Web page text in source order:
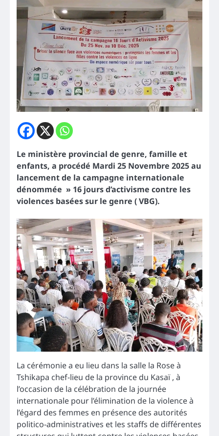
Le ministère provincial de genre, famille et
enfants, a procédé Mardi 25 Novembre 2025 au
lancement de la campagne internationale
dénommée » 16 jours d’activisme contre les
violences basées sur le genre ( VBG).
La cérémonie a eu lieu dans la salle la Rose à
Tshikapa chef-lieu de la province du Kasaï , à
l’occasion de la célébration de la journée
internationale pour l’élimination de la violence à
l’égard des femmes en présence des autorités
politico-administratives et les staffs de différentes